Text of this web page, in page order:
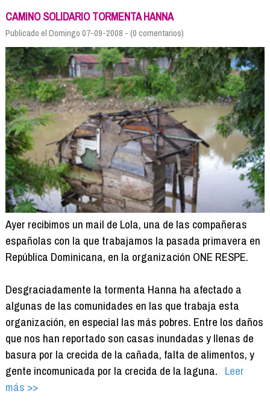
CAMINO SOLIDARIO TORMENTA HANNA
Publicado el Domingo 07-09-2008 - (0 comentarios)
Ayer recibimos un mail de Lola, una de las compañeras
españolas con la que trabajamos la pasada primavera en
República Dominicana, en la organización ONE RESPE.
Desgraciadamente la tormenta Hanna ha afectado a
algunas de las comunidades en las que trabaja esta
organización, en especial las más pobres. Entre los daños
que nos han reportado son casas inundadas y llenas de
basura por la crecida de la cañada, falta de alimentos, y
gente incomunicada por la crecida de la laguna. Leer
más >>